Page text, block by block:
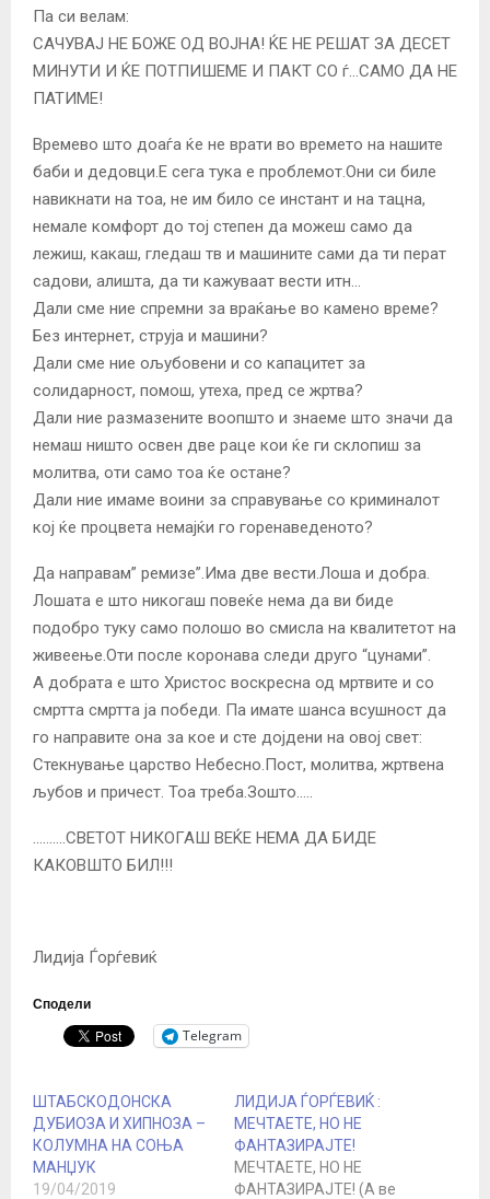
Па си велам:
САЧУВАЈ НЕ БОЖЕ ОД ВОЈНА! ЌЕ НЕ РЕШАТ ЗА ДЕСЕТ
МИНУТИ И ЌЕ ПОТПИШЕМЕ И ПАКТ СО ѓ…САМО ДА НЕ
ПАТИМЕ!
Времево што доаѓа ќе не врати во времето на нашите
баби и дедовци.Е сега тука е проблемот.Они си биле
навикнати на тоа, не им било се инстант и на тацна,
немале комфорт до тој степен да можеш само да
лежиш, какаш, гледаш тв и машините сами да ти перат
садови, алишта, да ти кажуваат вести итн…
Дали сме ние спремни за враќање во камено време?
Без интернет, струја и машини?
Дали сме ние ољубовени и со капацитет за
солидарност, помош, утеха, пред се жртва?
Дали ние размазените воопшто и знаеме што значи да
немаш ништо освен две раце кои ќе ги склопиш за
молитва, оти само тоа ќе остане?
Дали ние имаме воини за справување со криминалот
кој ќе процвета немајќи го горенаведеното?
Да направам” ремизе”.Има две вести.Лоша и добра.
Лошата е што никогаш повеќе нема да ви биде
подобро туку само полошо во смисла на квалитетот на
живеење.Оти после коронава следи друго “цунами”.
А добрата е што Христос воскресна од мртвите и со
смртта смртта ја победи. Па имате шанса всушност да
го направите она за кое и сте дојдени на овој свет:
Стекнување царство Небесно.Пост, молитва, жртвена
љубов и причест. Тоа треба.Зошто…..
……….СВЕТОТ НИКОГАШ ВЕЌЕ НЕМА ДА БИДЕ
КАКОВШТО БИЛ!!!
Лидија Ѓорѓевиќ
Сподели
Telegram
ШТАБСКОДОНСКА
ДУБИОЗА И ХИПНОЗА –
КОЛУМНА НА СОЊА
МАНЏУК
19/04/2019
ЛИДИЈА ЃОРЃЕВИЌ :
МЕЧТАЕТЕ, НО НЕ
ФАНТАЗИРАЈТЕ!
МЕЧТАЕТЕ, НО НЕ
ФАНТАЗИРАЈТЕ! (А ве